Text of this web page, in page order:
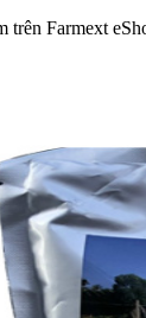
trên Farmext